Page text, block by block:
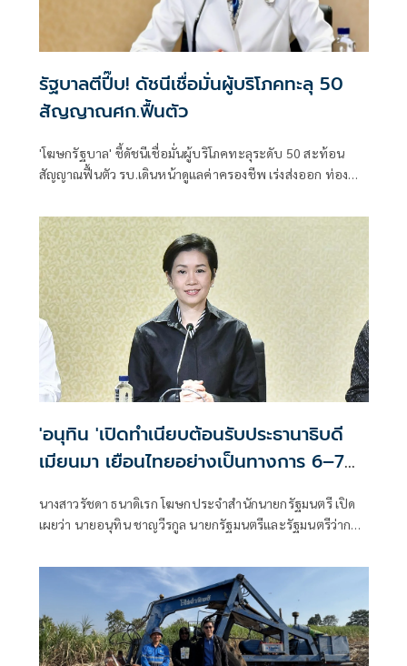
รัฐบาลตีปี๊บ! ดัชนีเชื่อมั่นผู้บริโภคทะลุ 50
สัญญาณศก.ฟื้นตัว
'โฆษกรัฐบาล' ชี้ดัชนีเชื่อมั่นผู้บริโภคทะลุระดับ 50 สะท้อน
สัญญาณฟื้นตัว รบ.เดินหน้าดูแลค่าครองชีพ เร่งส่งออก ท่อง
'อนุทิน 'เปิดทำเนียบต้อนรับประธานาธิบดี
เมียนมา เยือนไทยอย่างเป็นทางการ 6–7
นางสาวรัชดา ธนาดิเรก โฆษกประจำสำนักนายกรัฐมนตรี เปิด
เผยว่า นายอนุทิน ชาญวีรกูล นายกรัฐมนตรีและรัฐมนตรีว่าการ